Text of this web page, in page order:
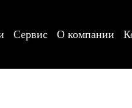
Сервис О компании